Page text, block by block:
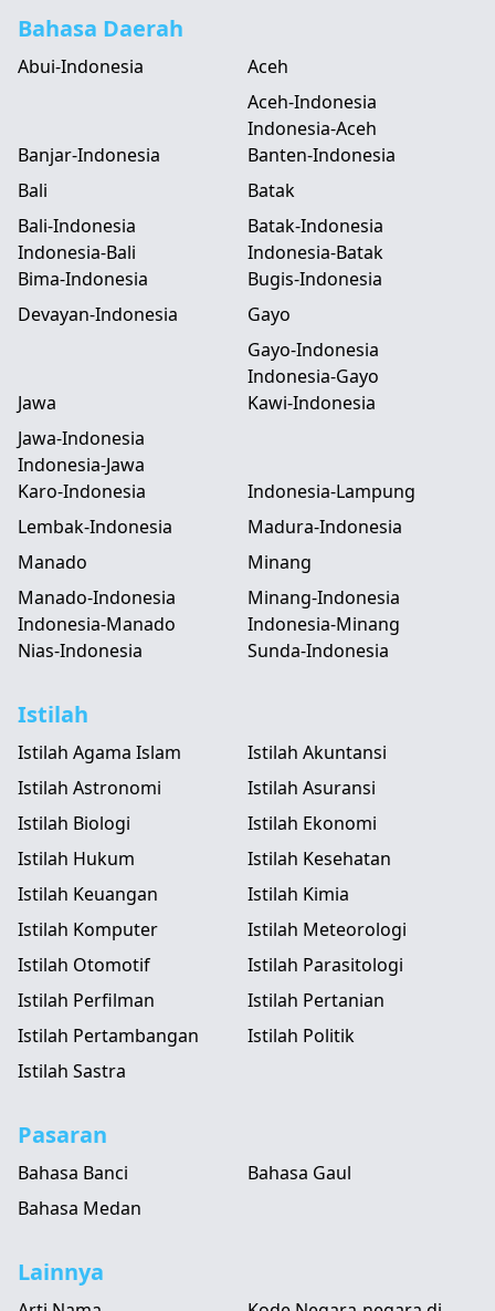
Bahasa Daerah
Abui-Indonesia
Aceh
Aceh-Indonesia
Indonesia-Aceh
Banjar-Indonesia
Banten-Indonesia
Bali
Bali-Indonesia
Indonesia-Bali
Batak
Batak-Indonesia
Indonesia-Batak
Bima-Indonesia
Bugis-Indonesia
Devayan-Indonesia
Gayo
Gayo-Indonesia
Indonesia-Gayo
Jawa
Jawa-Indonesia
Indonesia-Jawa
Kawi-Indonesia
Karo-Indonesia
Indonesia-Lampung
Lembak-Indonesia
Madura-Indonesia
Manado
Manado-Indonesia
Indonesia-Manado
Minang
Minang-Indonesia
Indonesia-Minang
Nias-Indonesia
Sunda-Indonesia
Istilah
Istilah Agama Islam
Istilah Akuntansi
Istilah Astronomi
Istilah Asuransi
Istilah Biologi
Istilah Ekonomi
Istilah Hukum
Istilah Kesehatan
Istilah Keuangan
Istilah Kimia
Istilah Komputer
Istilah Meteorologi
Istilah Otomotif
Istilah Parasitologi
Istilah Perfilman
Istilah Pertanian
Istilah Pertambangan
Istilah Politik
Istilah Sastra
Pasaran
Bahasa Banci
Bahasa Gaul
Bahasa Medan
Lainnya